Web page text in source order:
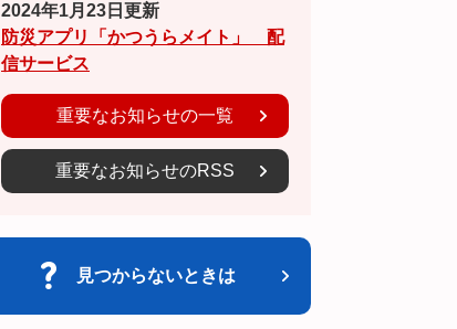
2024年1月23日更新
防災アプリ「かつうらメイト」 配
信サービス
重要なお知らせの一覧
重要なお知らせのRSS
見つからないときは